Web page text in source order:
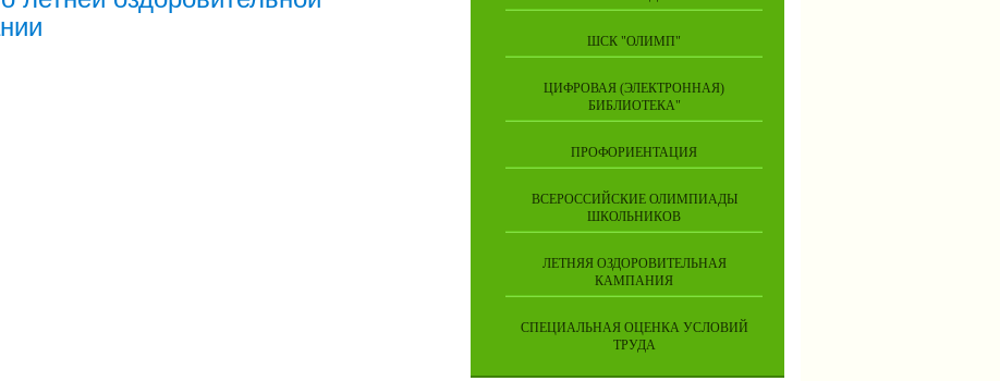
ШСК "ОЛИМП"
ЦИФРОВАЯ (ЭЛЕКТРОННАЯ)
БИБЛИОТЕКА"
ПРОФОРИЕНТАЦИЯ
ВСЕРОССИЙСКИЕ ОЛИМПИАДЫ
ШКОЛЬНИКОВ
ЛЕТНЯЯ ОЗДОРОВИТЕЛЬНАЯ
КАМПАНИЯ
СПЕЦИАЛЬНАЯ ОЦЕНКА УСЛОВИЙ
ТРУДА